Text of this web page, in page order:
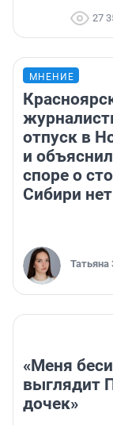
27
МНЕНИЕ
отпуск в
и
споре о
Сибири
Татьяна
«Меня
выглядит
дочек»